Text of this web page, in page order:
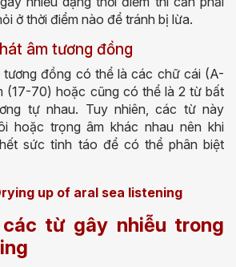
ở thời điểm nào để tránh bị lừa.
âm tương đồng
đồng có thể là các chữ cái (A-
(17-70) hoặc cũng có thể là 2 từ bất
tự nhau. Tuy nhiên, các từ này
hoặc trọng âm khác nhau nên khi
sức tỉnh táo để có thể phân biệt
up of aral sea listening
từ gây nhiễu trong